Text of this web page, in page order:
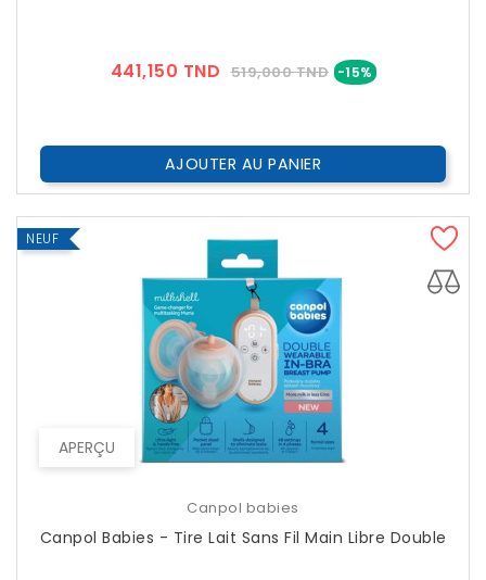
441,150 TND Prix
519,000 TND -15% Prix
AJOUTER AU PANIER
APERÇU
NEUF
Canpol babies
Canpol Babies - Tire Lait Sans Fil Main Libre Double